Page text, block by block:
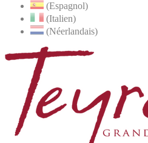
(Espagnol)
(Italien)
(Néerlandais)